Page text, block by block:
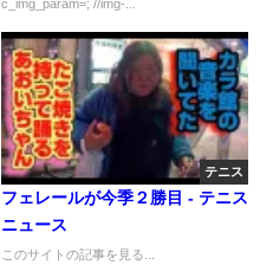
c_img_param=; //img-...
テニス
フェレールが今季２勝目 - テニス
ニュース
このサイトの記事を見る...